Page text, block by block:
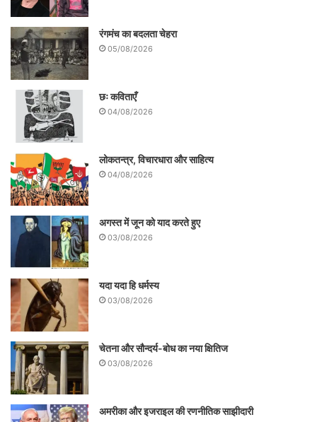
लेखक वरिष्ठ पत्रकार हैं.
Mob- 88606 09109
रंगमंच का बदलता चेहरा
05/08/2026
छः कविताएँ
04/08/2026
लोकतन्त्र, विचारधारा और साहित्य
04/08/2026
अगस्त में जून को याद करते हुए
03/08/2026
यदा यदा हि धर्मस्य
03/08/2026
चेतना और सौन्दर्य-बोध का नया क्षितिज
03/08/2026
अमरीका और इजराइल की रणनीतिक साझीदारी